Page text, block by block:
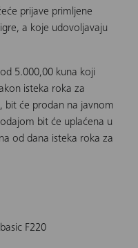
prijave primljene
a koje udovoljavaju
5.000,00 kuna koji
isteka roka za
bit će prodan na javnom
bit će uplaćena u
od dana isteka roka za
F220